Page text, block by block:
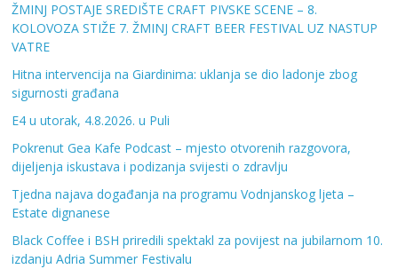
ŽMINJ POSTAJE SREDIŠTE CRAFT PIVSKE SCENE – 8.
KOLOVOZA STIŽE 7. ŽMINJ CRAFT BEER FESTIVAL UZ NASTUP
VATRE
Hitna intervencija na Giardinima: uklanja se dio ladonje zbog
sigurnosti građana
E4 u utorak, 4.8.2026. u Puli
Pokrenut Gea Kafe Podcast – mjesto otvorenih razgovora,
dijeljenja iskustava i podizanja svijesti o zdravlju
Tjedna najava događanja na programu Vodnjanskog ljeta –
Estate dignanese
Black Coffee i BSH priredili spektakl za povijest na jubilarnom 10.
izdanju Adria Summer Festivalu